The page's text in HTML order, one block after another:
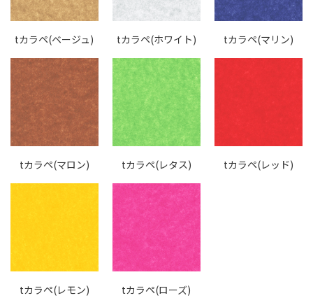
tカラペ(ベージュ) tカラペ(ホワイト) tカラペ(マリン)
tカラペ(マロン) tカラペ(レタス) tカラペ(レッド)
tカラペ(レモン) tカラペ(ローズ)